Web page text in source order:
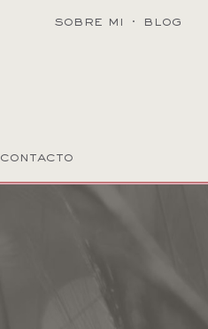
sobre mi · blog
contacto